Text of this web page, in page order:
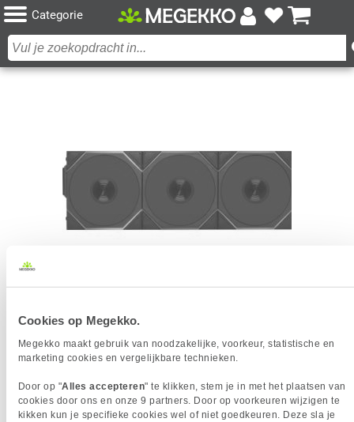
Cookies op Megekko.
Megekko maakt gebruik van noodzakelijke, voorkeur, statistische en
marketing cookies en vergelijkbare technieken.
Door op "Alles accepteren" te klikken, stem je in met het plaatsen van
cookies door ons en onze 9 partners. Door op voorkeuren wijzigen te
kikken kun je specifieke cookies wel of niet goedkeuren. Deze sla je
Categorie
LIAN LI UNI FAN TL WIRELESS REVERSE BLADE
120MM BLACK 3-PACK
Het product dat je zocht is helaas niet meer beschikbaar.
Wij doen ons uiterste best om al onze producten zo lang
mogelijk leverbaar te houden.
Helaas is dit product op dit
moment bij geen van onze leveranciers leverbaar.